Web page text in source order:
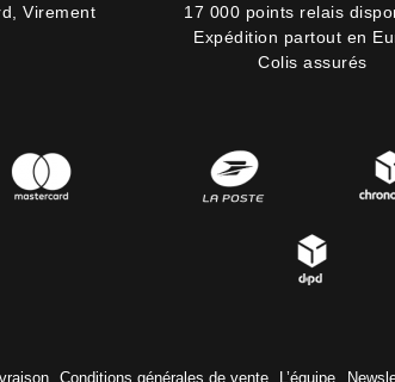
Virement
17 000 points relais
Expédition partout en
Colis assurés
Conditions générales de vente L’équipe